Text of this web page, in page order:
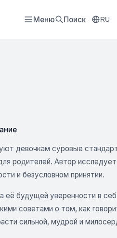
Меню Поиск RU
девочкам суровые
родителей. Автор
и безусловном принятии.
её будущей уверенности в
советами о том, как
сильной, мудрой и